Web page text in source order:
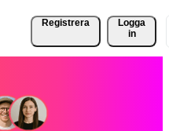
Registrera
Logga
in